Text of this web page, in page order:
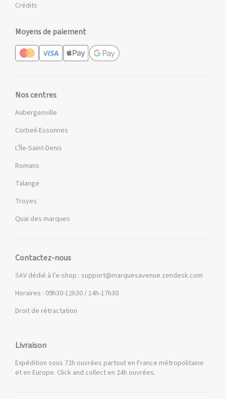
Crédits
Moyens de paiement
Nos centres
Aubergenville
Corbeil-Essonnes
L'Île-Saint-Denis
Romans
Talange
Troyes
Quai des marques
Contactez-nous
SAV dédié à l’e-shop : support@marquesavenue.zendesk.com
Horaires : 09h30-12h30 / 14h-17h30
Droit de rétractation
Livraison
Expédition sous 72h ouvrées partout en France métropolitaine
et en Europe. Click and collect en 24h ouvrées.